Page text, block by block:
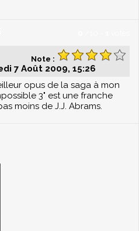
Note :
7 Août 2009, 15:26
opus de la saga à mon
3" est une franche
moins de J.J. Abrams.